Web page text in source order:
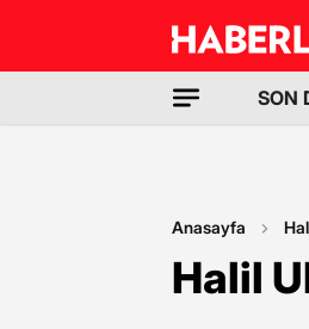
SON
Anasayfa
Halil